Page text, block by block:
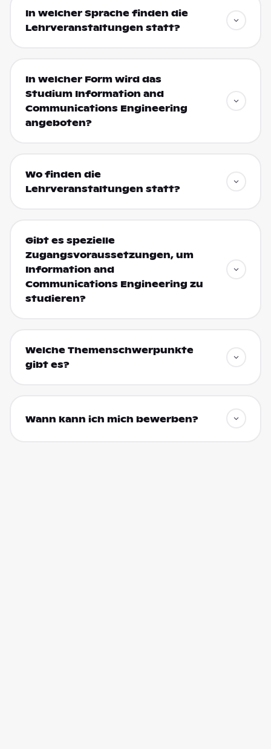
In welcher Sprache finden die
Lehrveranstaltungen statt?
In welcher Form wird das
Studium Information and
Communications Engineering
angeboten?
Wo finden die
Lehrveranstaltungen statt?
Gibt es spezielle
Zugangsvoraussetzungen, um
Information and
Communications Engineering zu
studieren?
Welche Themenschwerpunkte
gibt es?
Wann kann ich mich bewerben?